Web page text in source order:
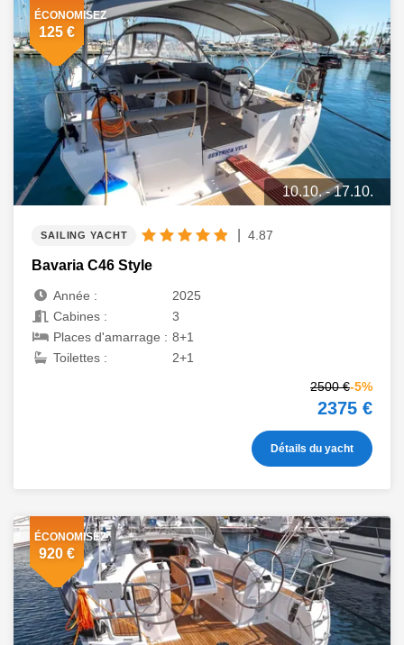
ÉCONOMISEZ
125 €
10.10. - 17.10.
SAILING YACHT 4.87
Bavaria C46 Style
Année :
2025
Cabines :
3
Places d'amarrage : 8+1
Toilettes :
2+1
2500 €-5%
2375 €
Détails du yacht
ÉCONOMISEZ
920 €